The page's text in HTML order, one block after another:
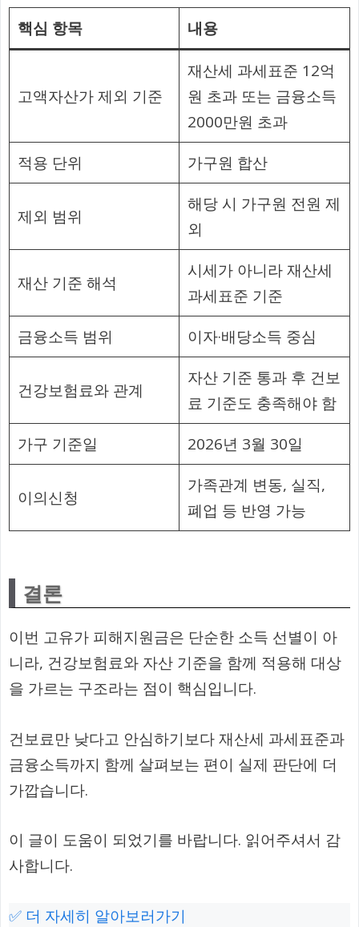
핵심 항목 내용
고액자산가 제외 기준
재산세 과세표준 12억
원 초과 또는 금융소득
2000만원 초과
적용 단위
가구원 합산
제외 범위
해당 시 가구원 전원 제
외
재산 기준 해석
시세가 아니라 재산세
과세표준 기준
금융소득 범위
이자·배당소득 중심
건강보험료와 관계
자산 기준 통과 후 건보
료 기준도 충족해야 함
가구 기준일
2026년 3월 30일
이의신청
가족관계 변동, 실직,
폐업 등 반영 가능
결론
이번 고유가 피해지원금은 단순한 소득 선별이 아
니라, 건강보험료와 자산 기준을 함께 적용해 대상
을 가르는 구조라는 점이 핵심입니다.
건보료만 낮다고 안심하기보다 재산세 과세표준과
금융소득까지 함께 살펴보는 편이 실제 판단에 더
가깝습니다.
이 글이 도움이 되었기를 바랍니다. 읽어주셔서 감
사합니다.
✅ 더 자세히 알아보러가기